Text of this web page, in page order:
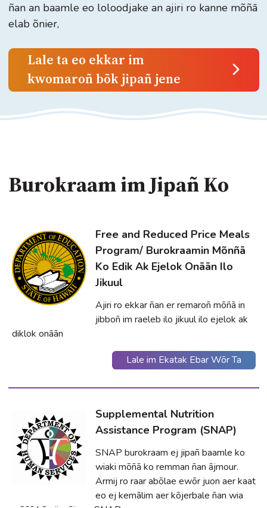
ñan an baamle eo loloodjake an ajiri ro kanne mõñā
elab õnier,
Lale ta eo ekkar im
kwomaroñ bõk jipañ jene
Burokraam im Jipañ Ko
Free and Reduced Price Meals
Program/ Burokraamin Mõnñā
Ko Edik Ak Ejelok Onāān Ilo
Jikuul
Lale im Ekatak Ebar Wõr Ta
Ajiri ro ekkar ñan er remaroñ mõñā in
jibboñ im raeleb ilo jikuul ilo ejelok ak
diklok onāān
Supplemental Nutrition
Assistance Program (SNAP)
SNAP burokraam ej jipañ baamle ko
wiaki mõñā ko remman ñan ājmour.
Armij ro raar abõlae ewõr juon aer kaat
eo ej kemālim aer kõjerbale ñan wia